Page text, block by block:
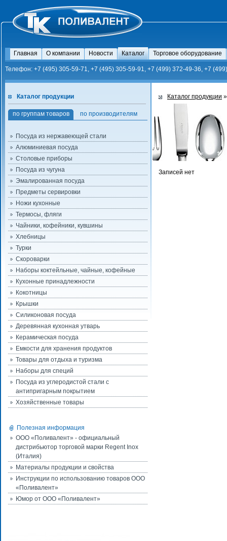
Главная О компании Новости Каталог Торговое оборудование
Телефон: +7 (495) 305-59-71, +7 (495) 305-59-91, +7 (499) 372-49-36, +7
Каталог продукции
по группам товаров по производителям
Посуда из нержавеющей стали
Алюминиевая посуда
Столовые приборы
Посуда из чугуна
Эмалированная посуда
Предметы сервировки
Ножи кухонные
Термосы, фляги
Чайники, кофейники, кувшины
Хлебницы
Турки
Скороварки
Наборы коктейльные, чайные, кофейные
Кухонные принадлежности
Кокотницы
Крышки
Силиконовая посуда
Деревянная кухонная утварь
Керамическая посуда
Емкости для хранения продуктов
Товары для отдыха и туризма
Наборы для специй
Посуда из углеродистой стали с
антипригарным покрытием
Хозяйственные товары
Полезная информация
ООО «Поливалент» - официальный
дистрибьютор торговой марки Regent Inox
(Италия)
Материалы продукции и свойства
Инструкции по использованию товаров ООО
«Поливалент»
Юмор от ООО «Поливалент»
Каталог продукции
Записей нет